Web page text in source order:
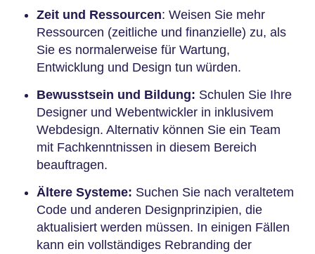
Zeit und Ressourcen: Weisen Sie mehr
Ressourcen (zeitliche und finanzielle) zu, als
Sie es normalerweise für Wartung,
Entwicklung und Design tun würden.
Bewusstsein und Bildung: Schulen Sie Ihre
Designer und Webentwickler in inklusivem
Webdesign. Alternativ können Sie ein Team
mit Fachkenntnissen in diesem Bereich
beauftragen.
Ältere Systeme: Suchen Sie nach veraltetem
Code und anderen Designprinzipien, die
aktualisiert werden müssen. In einigen Fällen
kann ein vollständiges Rebranding der